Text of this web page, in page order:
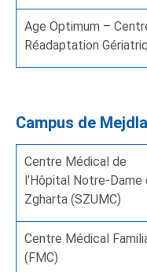
Age Optimum –
Réadaptation
Campus de
Centre Médical de
l’Hôpital Notre-Dame
Zgharta (SZUMC)
Centre Médical
(FMC)